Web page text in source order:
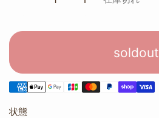
soldout
状態